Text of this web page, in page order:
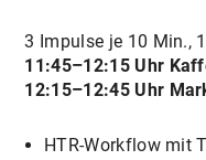
3 Impulse je 10 Min.,
11:45–12:15 Uhr
12:15–12:45 Uhr
HTR-Workflow mit